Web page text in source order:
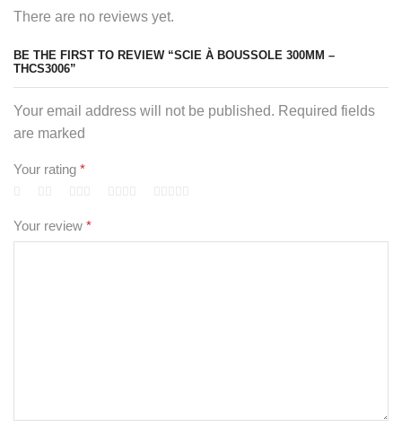
There are no reviews yet.
BE THE FIRST TO REVIEW “SCIE À BOUSSOLE 300MM –
THCS3006”
Your email address will not be published. Required fields
are marked
Your rating *
Your review *